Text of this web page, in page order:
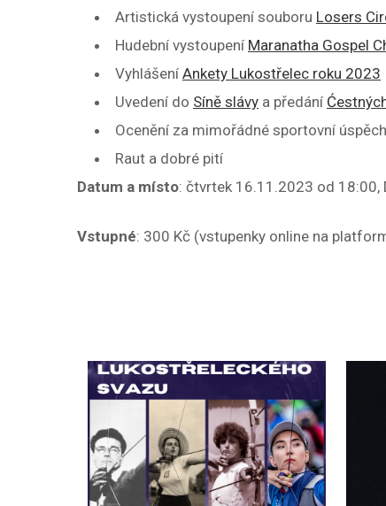
Artistická vystoupení souboru Losers
Hudební vystoupení Maranatha Gospel
Vyhlášení Ankety Lukostřelec roku 2023
Uvedení do Síně slávy a předání
Ocenění za mimořádné sportovní
Raut a dobré pití
Datum a místo: čtvrtek 16.11.2023 od 18:00,
Vstupné: 300 Kč (vstupenky online na